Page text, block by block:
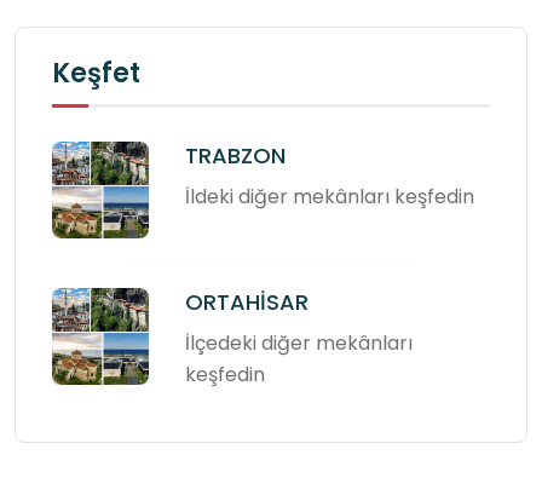
Keşfet
TRABZON
İldeki diğer mekânları keşfedin
ORTAHİSAR
İlçedeki diğer mekânları
keşfedin